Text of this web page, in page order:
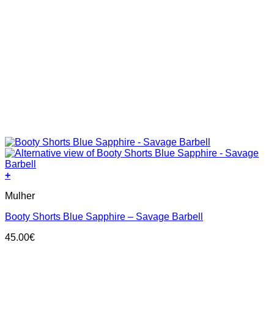
+
product
multiple
The
Mulher
Booty Shorts Blue Sapphire – Savage Barbell
45.00€